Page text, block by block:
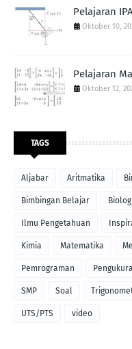
Pelajaran
Oktober 10,
Pelajaran
Oktober 12,
TAGS
Aljabar Aritmatika
Bimbingan Belajar
Ilmu Pengetahuan
Kimia Matematika
Pemrograman
SMP Soal
UTS/PTS video